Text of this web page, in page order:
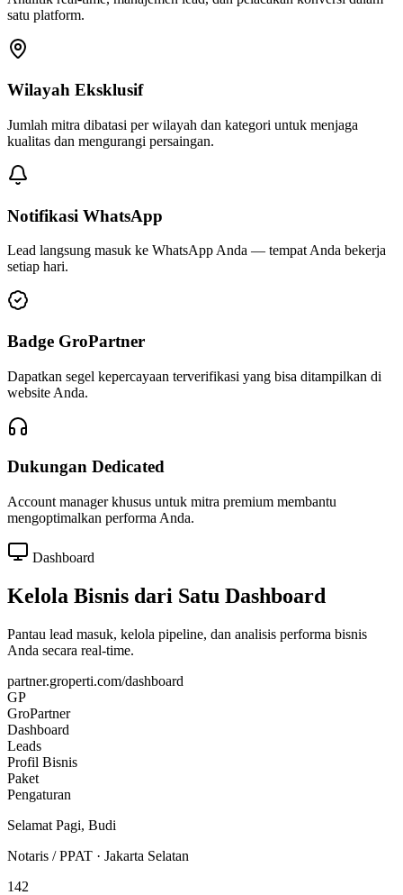
satu platform.
Wilayah Eksklusif
Jumlah mitra dibatasi per wilayah dan kategori untuk menjaga
kualitas dan mengurangi persaingan.
Notifikasi WhatsApp
Lead langsung masuk ke WhatsApp Anda — tempat Anda bekerja
setiap hari.
Badge GroPartner
Dapatkan segel kepercayaan terverifikasi yang bisa ditampilkan di
website Anda.
Dukungan Dedicated
Account manager khusus untuk mitra premium membantu
mengoptimalkan performa Anda.
Dashboard
Kelola Bisnis dari Satu Dashboard
Pantau lead masuk, kelola pipeline, dan analisis performa bisnis
Anda secara real-time.
partner.groperti.com/dashboard
GP
GroPartner
Dashboard
Leads
Profil Bisnis
Paket
Pengaturan
Selamat Pagi, Budi
Notaris / PPAT · Jakarta Selatan
142